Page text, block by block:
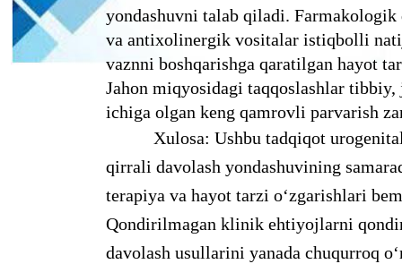
yondashuvni talab qiladi.
va antixolinergik vositalar istiqbolli
vaznni boshqarishga qaratilgan hayot
Jahon miqyosidagi taqqoslashlar
ichiga olgan keng qamrovli parvarish
Xulosa: Ushbu tadqiqot
qirrali davolash yondashuvining
terapiya va hayot tarzi o‘zgarishlari
Qondirilmagan klinik ehtiyojlarni
davolash usullarini yanada chuqurroq